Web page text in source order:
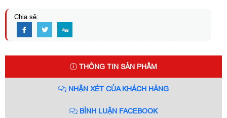
Chia sẻ:
THÔNG TIN SẢN PHẨM
NHẬN XÉT CỦA KHÁCH HÀNG
BÌNH LUẬN FACEBOOK